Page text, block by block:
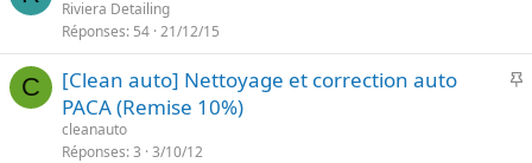
t
o
r
Riviera Detailing
Réponses 54 21/12/15
C
I
[Clean auto] Nettoyage et correction auto
PACA (Remise 10%)
cleanauto
Réponses 3 3/10/12